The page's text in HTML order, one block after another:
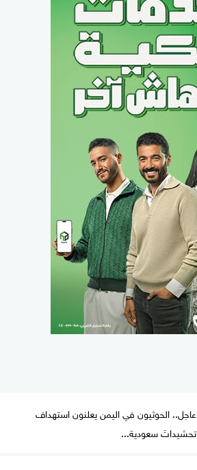
عاجل.. الحوثيون في اليمن يعلنون استهداف
تحشيداتَ سعودية...